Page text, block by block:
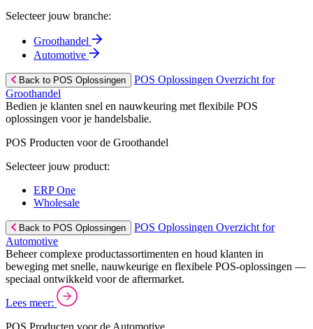
Selecteer jouw branche:
Groothandel
Automotive
Back to POS Oplossingen
POS Oplossingen Overzicht for
Groothandel
Bedien je klanten snel en nauwkeuring met flexibile POS
oplossingen voor je handelsbalie.
POS Producten voor de Groothandel
Selecteer jouw product:
ERP One
Wholesale
Back to POS Oplossingen
POS Oplossingen Overzicht for
Automotive
Beheer complexe productassortimenten en houd klanten in
beweging met snelle, nauwkeurige en flexibele POS-oplossingen —
speciaal ontwikkeld voor de aftermarket.
Lees meer:
POS Producten voor de Automotive